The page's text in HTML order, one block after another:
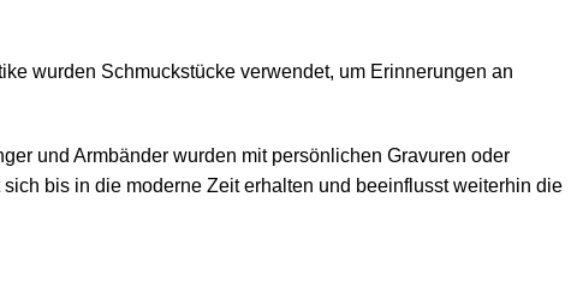
wurden Schmuckstücke verwendet, um Erinnerungen an
und Armbänder wurden mit persönlichen Gravuren oder
bis in die moderne Zeit erhalten und beeinflusst weiterhin die